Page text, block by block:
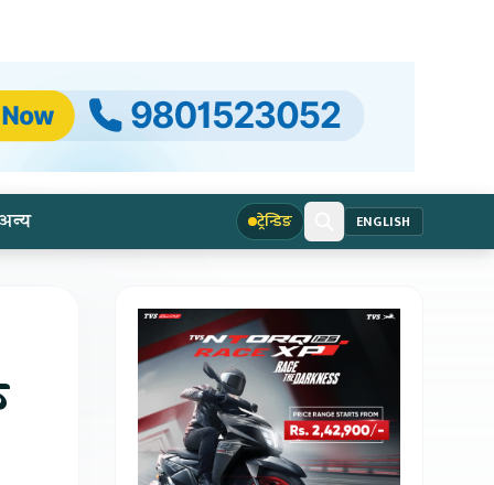
ट्रेन्डिङ ENGLISH